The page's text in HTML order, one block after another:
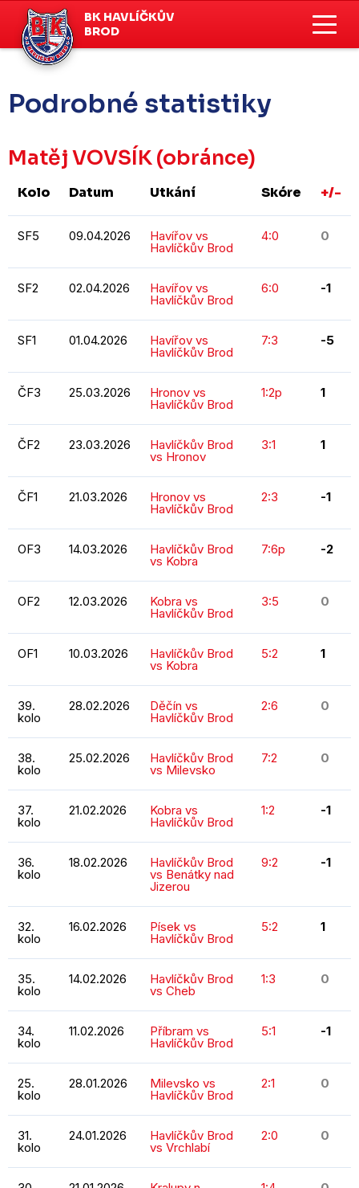
BK HAVLÍČKŮV
BROD
Podrobné statistiky
Matěj VOVSÍK(obránce)
Kolo Datum Utkání Skóre +/-
SF5 09.04.2026 Havířov vs
Havlíčkův Brod
4:0 0
SF2 02.04.2026 Havířov vs
Havlíčkův Brod
6:0 -1
SF1 01.04.2026 Havířov vs
Havlíčkův Brod
7:3 -5
ČF3 25.03.2026 Hronov vs
Havlíčkův Brod
1:2p 1
ČF2 23.03.2026 Havlíčkův Brod
vs Hronov
3:1 1
ČF1 21.03.2026 Hronov vs
Havlíčkův Brod
2:3 -1
OF3 14.03.2026 Havlíčkův Brod
vs Kobra
7:6p -2
OF2 12.03.2026 Kobra vs
Havlíčkův Brod
3:5 0
OF1 10.03.2026 Havlíčkův Brod
vs Kobra
5:2 1
39.
kolo
28.02.2026 Děčín vs
Havlíčkův Brod
2:6 0
38.
kolo
25.02.2026 Havlíčkův Brod
vs Milevsko
7:2 0
37.
kolo
21.02.2026 Kobra vs
Havlíčkův Brod
1:2 -1
36.
kolo
18.02.2026 Havlíčkův Brod
vs Benátky nad
Jizerou
9:2 -1
32.
kolo
16.02.2026 Písek vs
Havlíčkův Brod
5:2 1
35.
kolo
14.02.2026 Havlíčkův Brod
vs Cheb
1:3 0
34.
kolo
11.02.2026 Příbram vs
Havlíčkův Brod
5:1 -1
25.
kolo
28.01.2026 Milevsko vs
Havlíčkův Brod
2:1 0
31.
kolo
24.01.2026 Havlíčkův Brod
vs Vrchlabí
2:0 0